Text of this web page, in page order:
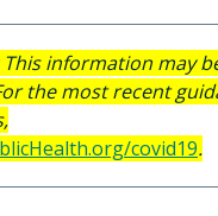
information may
the most recent
covid19.